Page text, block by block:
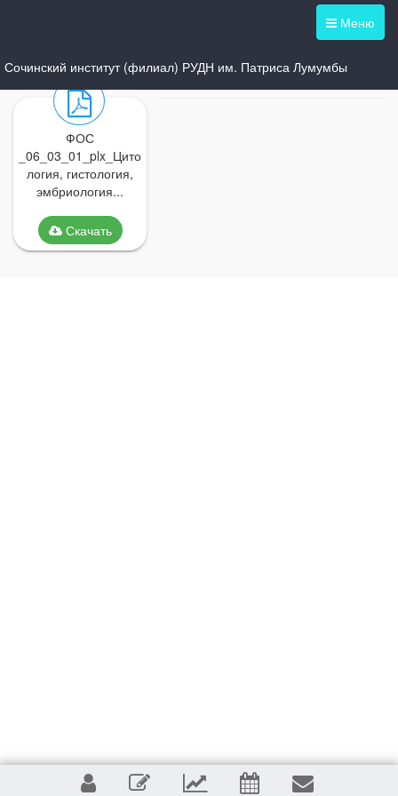
Меню
Сочинский институт (филиал) РУДН им. Патриса Лумумбы
ФОС
_06_03_01_plx_Цито
логия, гистология,
эмбриология...
Скачать